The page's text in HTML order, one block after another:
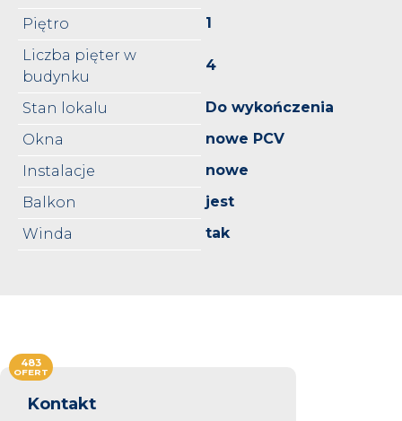
Piętro
1
Liczba pięter w
budynku
4
Stan lokalu
Do wykończenia
Okna
nowe PCV
Instalacje
nowe
Balkon
jest
Winda
tak
Kontakt
483
OFERT